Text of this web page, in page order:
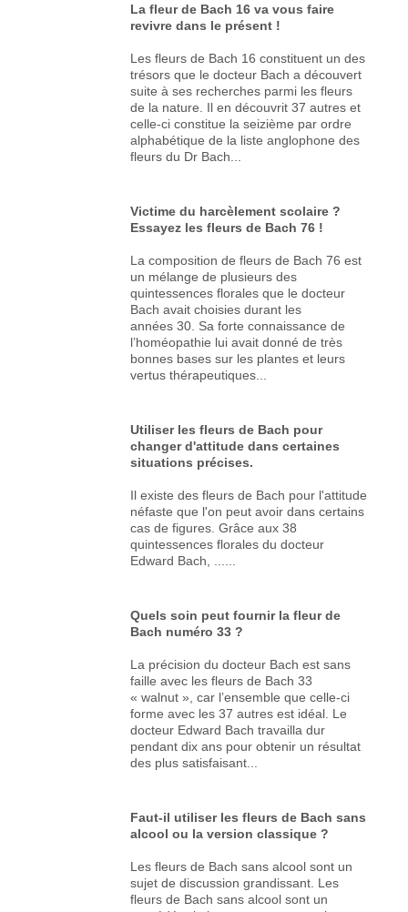
La fleur de Bach 16 va vous faire
revivre dans le présent !
Les fleurs de Bach 16 constituent un des
trésors que le docteur Bach a découvert
suite à ses recherches parmi les fleurs
de la nature. Il en découvrit 37 autres et
celle-ci constitue la seizième par ordre
alphabétique de la liste anglophone des
fleurs du Dr Bach...
Victime du harcèlement scolaire ?
Essayez les fleurs de Bach 76 !
La composition de fleurs de Bach 76 est
un mélange de plusieurs des
quintessences florales que le docteur
Bach avait choisies durant les
années 30. Sa forte connaissance de
l’homéopathie lui avait donné de très
bonnes bases sur les plantes et leurs
vertus thérapeutiques...
Utiliser les fleurs de Bach pour
changer d'attitude dans certaines
situations précises.
Il existe des fleurs de Bach pour l'attitude
néfaste que l'on peut avoir dans certains
cas de figures. Grâce aux 38
quintessences florales du docteur
Edward Bach, ......
Quels soin peut fournir la fleur de
Bach numéro 33 ?
La précision du docteur Bach est sans
faille avec les fleurs de Bach 33
« walnut », car l’ensemble que celle-ci
forme avec les 37 autres est idéal. Le
docteur Edward Bach travailla dur
pendant dix ans pour obtenir un résultat
des plus satisfaisant...
Faut-il utiliser les fleurs de Bach sans
alcool ou la version classique ?
Les fleurs de Bach sans alcool sont un
sujet de discussion grandissant. Les
fleurs de Bach sans alcool sont un